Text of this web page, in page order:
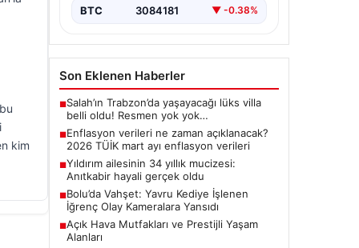
kim
BTC 3084181 ▼ -0.38%
Son Eklenen Haberler
■Salah’ın Trabzon’da yaşayacağı lüks villa
belli oldu! Resmen yok yok…
■Enflasyon verileri ne zaman açıklanacak?
2026 TÜİK mart ayı enflasyon verileri
■Yıldırım ailesinin 34 yıllık mucizesi:
Anıtkabir hayali gerçek oldu
■Bolu’da Vahşet: Yavru Kediye İşlenen
İğrenç Olay Kameralara Yansıdı
■Açık Hava Mutfakları ve Prestijli Yaşam
Alanları